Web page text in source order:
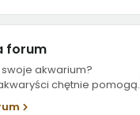
forum
akwarium?
chętnie pomogą.